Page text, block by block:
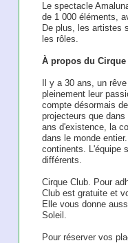
Le spectacle
de 1 000 éléments,
De plus, les artistes
les rôles.
À propos du Cirque
Il y a 30 ans, un
pleinement leur
compte désormais
projecteurs que
ans d'existence, la
dans le monde
continents. L'équipe
différents.
Cirque Club. Pour
Club est gratuite et
Elle vous donne
Soleil.
Pour réserver vos